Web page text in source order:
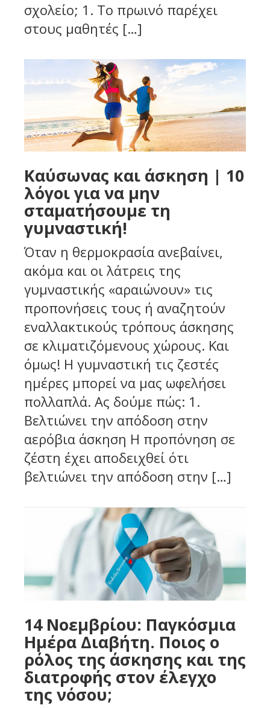
σχολείο; 1. Το πρωινό παρέχει
στους μαθητές […]
Καύσωνας και άσκηση | 10
λόγοι για να μην
σταματήσουμε τη
γυμναστική!
Όταν η θερμοκρασία ανεβαίνει,
ακόμα και οι λάτρεις της
γυμναστικής «αραιώνουν» τις
προπονήσεις τους ή αναζητούν
εναλλακτικούς τρόπους άσκησης
σε κλιματιζόμενους χώρους. Και
όμως! Η γυμναστική τις ζεστές
ημέρες μπορεί να μας ωφελήσει
πολλαπλά. Ας δούμε πώς: 1.
Βελτιώνει την απόδοση στην
αερόβια άσκηση Η προπόνηση σε
ζέστη έχει αποδειχθεί ότι
βελτιώνει την απόδοση στην […]
14 Nοεμβρίου: Παγκόσμια
Ημέρα Διαβήτη. Ποιος ο
ρόλος της άσκησης και της
διατροφής στον έλεγχο
της νόσου;